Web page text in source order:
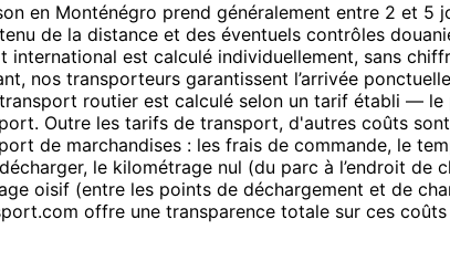
en Monténégro prend généralement entre 2 et 5
de la distance et des éventuels contrôles
international est calculé individuellement, sans
nos transporteurs garantissent l’arrivée
routier est calculé selon un tarif établi —
Outre les tarifs de transport, d'autres coûts
de marchandises : les frais de commande, le
le kilométrage nul (du parc à l’endroit de
oisif (entre les points de déchargement et de
offre une transparence totale sur ces